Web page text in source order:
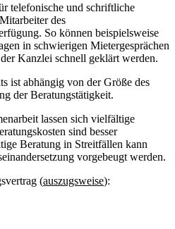
telefonische und schriftliche
des
So können beispielsweise
in schwierigen Mietergesprächen
Kanzlei schnell geklärt werden.
ist abhängig von der Größe des
der Beratungstätigkeit.
lassen sich vielfältige
sind besser
Beratung in Streitfällen kann
vorgebeugt werden.
(auszugsweise):